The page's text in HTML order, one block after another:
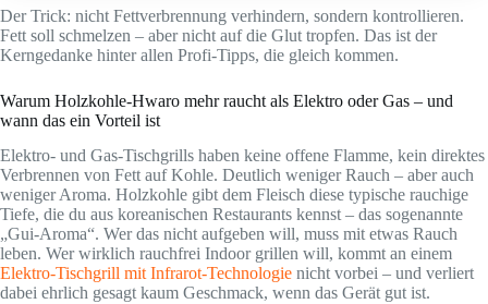
Der Trick: nicht Fettverbrennung verhindern, sondern kontrollieren.
Fett soll schmelzen – aber nicht auf die Glut tropfen. Das ist der
Kerngedanke hinter allen Profi-Tipps, die gleich kommen.
Warum Holzkohle-Hwaro mehr raucht als Elektro oder Gas – und
wann das ein Vorteil ist
Elektro- und Gas-Tischgrills haben keine offene Flamme, kein direktes
Verbrennen von Fett auf Kohle. Deutlich weniger Rauch – aber auch
weniger Aroma. Holzkohle gibt dem Fleisch diese typische rauchige
Tiefe, die du aus koreanischen Restaurants kennst – das sogenannte
„Gui-Aroma“. Wer das nicht aufgeben will, muss mit etwas Rauch
leben. Wer wirklich rauchfrei Indoor grillen will, kommt an einem
Elektro-Tischgrill mit Infrarot-Technologie nicht vorbei – und verliert
dabei ehrlich gesagt kaum Geschmack, wenn das Gerät gut ist.